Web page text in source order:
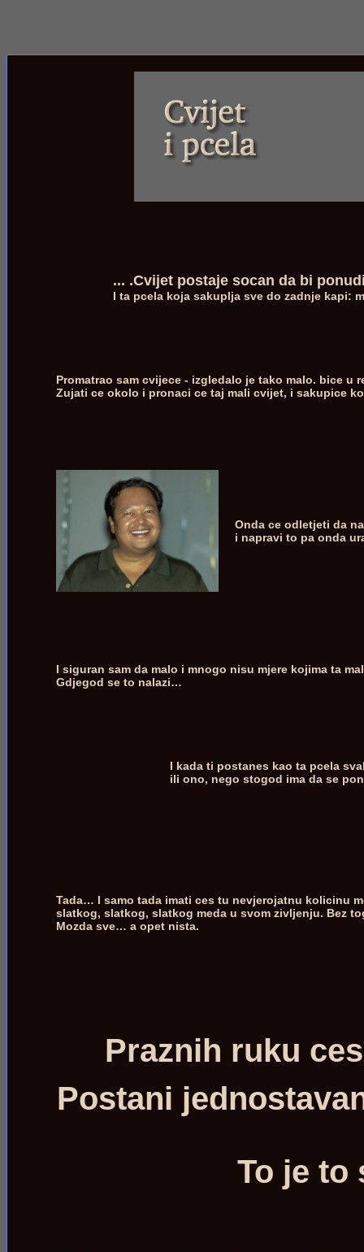
... .Cvijet postaje socan da bi
I ta pcela koja sakuplja sve do zadnje kapi:
Promatrao sam cvijece - izgledalo je tako malo. bice
Zujati ce okolo i pronaci ce taj mali cvijet, i sakupice
Onda ce odletjeti da
i napravi to pa onda
I siguran sam da malo i mnogo nisu mjere kojima ta
Gdjegod se to nalazi…
I kada ti postanes kao ta pcela
ili ono, nego stogod ima da se
Tada… I samo tada imati ces tu nevjerojatnu kolicinu
slatkog, slatkog, slatkog meda u svom zivljenju. Bez
Mozda sve… a opet nista.
Praznih ruku
Postani
To je to